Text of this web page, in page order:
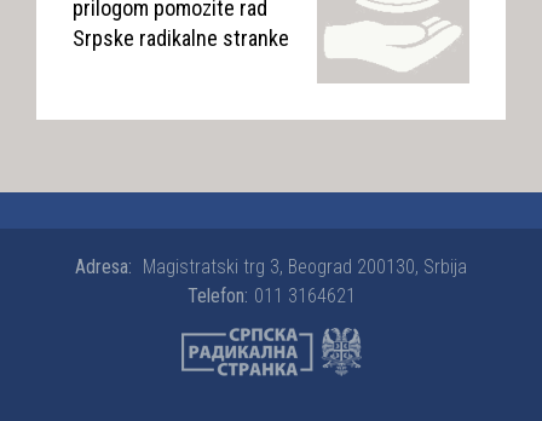
prilogom pomozite rad
Srpske radikalne stranke
Adresa: Magistratski trg 3, Beograd 200130, Srbija
Telefon: 011 3164621